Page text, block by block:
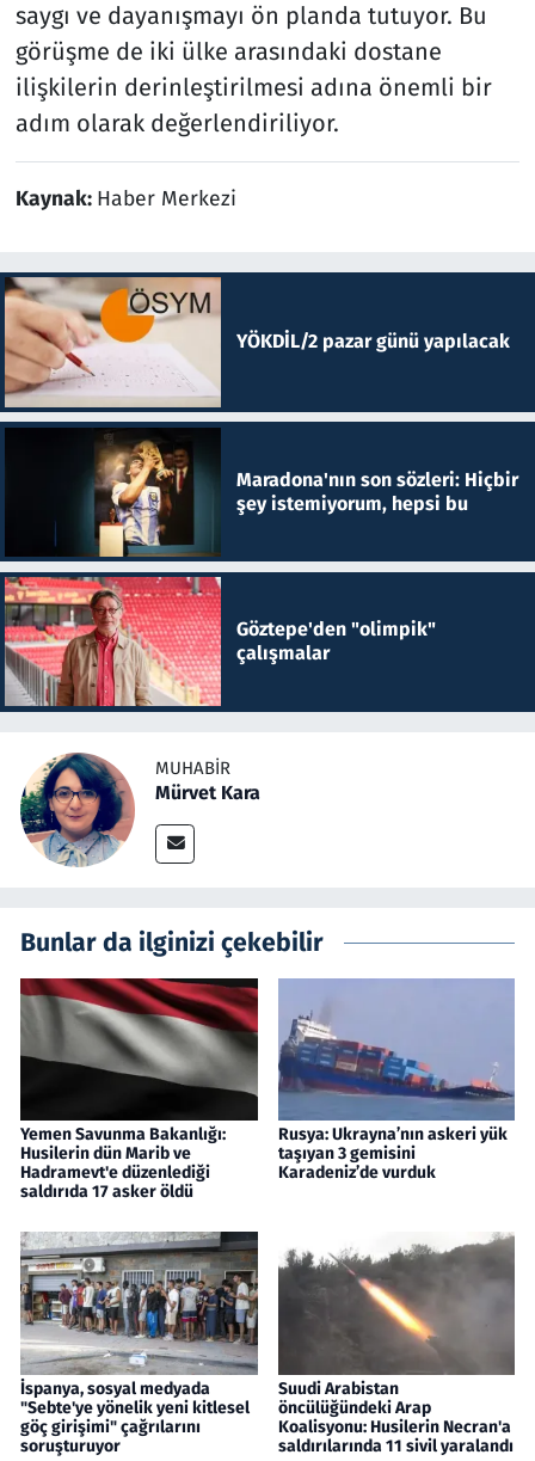
saygı ve dayanışmayı ön planda tutuyor. Bu
görüşme de iki ülke arasındaki dostane
ilişkilerin derinleştirilmesi adına önemli bir
adım olarak değerlendiriliyor.
Kaynak: Haber Merkezi
YÖKDİL/2 pazar günü yapılacak
Maradona'nın son sözleri: Hiçbir
şey istemiyorum, hepsi bu
Göztepe'den "olimpik"
çalışmalar
MUHABIR
Mürvet Kara
Bunlar da ilginizi çekebilir
Yemen Savunma Bakanlığı:
Husilerin dün Marib ve
Hadramevt'e düzenlediği
saldırıda 17 asker öldü
Rusya: Ukrayna’nın askeri yük
taşıyan 3 gemisini
Karadeniz’de vurduk
İspanya, sosyal medyada
"Sebte'ye yönelik yeni kitlesel
göç girişimi" çağrılarını
soruşturuyor
Suudi Arabistan
öncülüğündeki Arap
Koalisyonu: Husilerin Necran'a
saldırılarında 11 sivil yaralandı